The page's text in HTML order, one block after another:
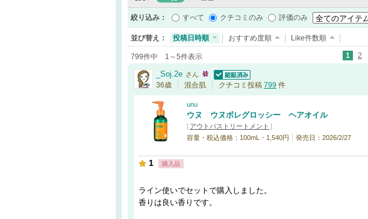
絞り込み： すべて クチコミのみ 評価のみ
並び替え： 投稿日時順 おすすめ度順 Like件数順
799件中 1～5件表示 1 2
_Soj.2e さん
認証済
36歳 混合肌 クチコミ投稿 799 件
unu
ウヌ ウヌボレグロッシー ヘアオイル
[ アウトバストリートメント ]
容量・税込価格：100mL・1,540円
発売日：2026/2/27
1 購入品
ライン使いでセットで購入しました。
香りは良い香りです。